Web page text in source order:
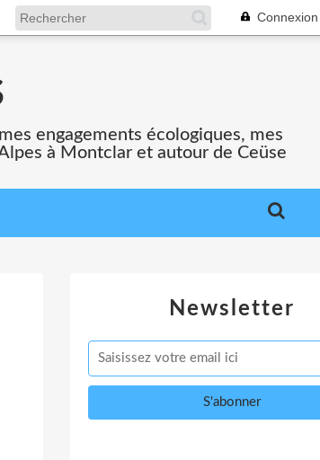
Connexion
engagements écologiques, mes
à Montclar et autour de Ceüse
Newsletter